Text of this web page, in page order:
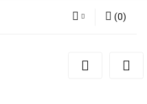
Zarejestruj się
(0)